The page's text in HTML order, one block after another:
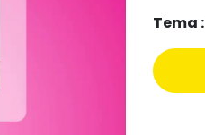
Tema :